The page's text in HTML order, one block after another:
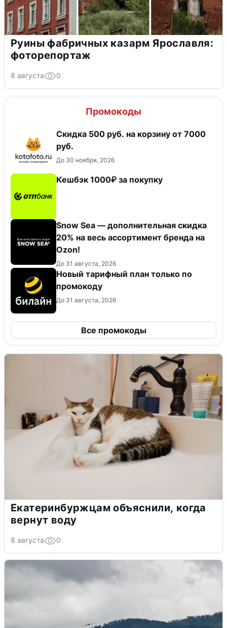
Руины фабричных казарм Ярославля:
фоторепортаж
8 августа 0
Промокоды
Скидка 500 руб. на корзину от 7000
руб.
До 30 ноября, 2026
Кешбэк 1000₽ за покупку
Snow Sea — дополнительная скидка
20% на весь ассортимент бренда на
Ozon!
До 31 августа, 2026
Новый тарифный план только по
промокоду
До 31 августа, 2026
Все промокоды
Екатеринбуржцам объяснили, когда
вернут воду
8 августа 0